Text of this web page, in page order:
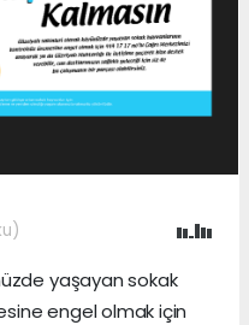
yaşayan sokak
engel olmak için